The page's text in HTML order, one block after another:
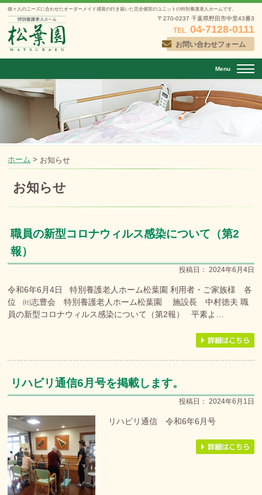
個々人のニーズに合わせたオーダーメイド感覚の行き届いた完全個室のユニットの特別養護老人ホームです。
〒270-0237 千葉県野田市中里43番3
TEL 04-7128-0111
お問い合わせフォーム
Menu
ホーム > お知らせ
お知らせ
職員の新型コロナウィルス感染について（第2
報）
投稿日： 2024年6月4日
令和6年6月4日 特別養護老人ホーム松葉園 利用者・ご家族様 各
位 ㈳志豊会 特別養護老人ホーム松葉園 施設長 中村徳夫 職
員の新型コロナウィルス感染について（第2報） 平素よ…
リハビリ通信6月号を掲載します。
投稿日： 2024年6月1日
リハビリ通信 令和6年6月号